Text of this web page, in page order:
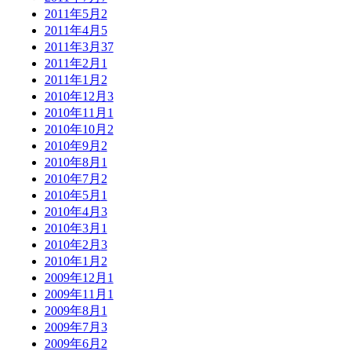
2011年5月 2
2011年4月 5
2011年3月 37
2011年2月 1
2011年1月 2
2010年12月 3
2010年11月 1
2010年10月 2
2010年9月 2
2010年8月 1
2010年7月 2
2010年5月 1
2010年4月 3
2010年3月 1
2010年2月 3
2010年1月 2
2009年12月 1
2009年11月 1
2009年8月 1
2009年7月 3
2009年6月 2